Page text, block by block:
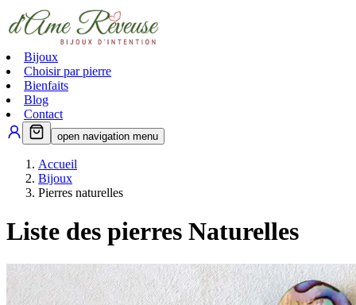
Bijoux
Choisir par pierre
Bienfaits
Blog
Contact
open navigation menu
Accueil
Bijoux
Pierres naturelles
Liste des pierres Naturelles